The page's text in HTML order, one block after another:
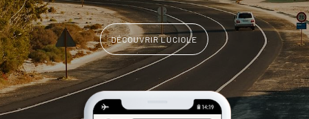
DÉCOUVRIR LUCIOLE